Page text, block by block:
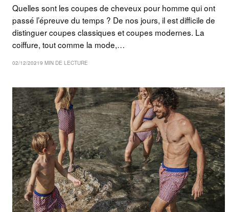
Quelles sont les coupes de cheveux pour homme qui ont
passé l’épreuve du temps ? De nos jours, il est difficile de
distinguer coupes classiques et coupes modernes. La
coiffure, tout comme la mode,…
02/12/20219 MIN DE LECTURE